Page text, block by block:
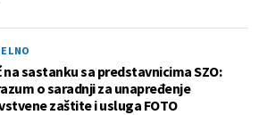
na sastanku sa predstavnicima SZO:
o saradnji za unapređenje
zaštite i usluga FOTO